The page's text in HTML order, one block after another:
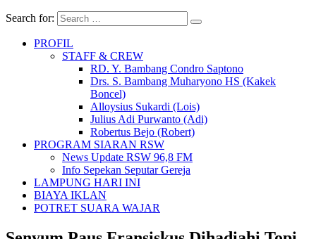
Search for:
PROFIL
STAFF & CREW
RD. Y. Bambang Condro Saptono
Drs. S. Bambang Muharyono HS (Kakek
Boncel)
Alloysius Sukardi (Lois)
Julius Adi Purwanto (Adi)
Robertus Bejo (Robert)
PROGRAM SIARAN RSW
News Update RSW 96,8 FM
Info Sepekan Seputar Gereja
LAMPUNG HARI INI
BIAYA IKLAN
POTRET SUARA WAJAR